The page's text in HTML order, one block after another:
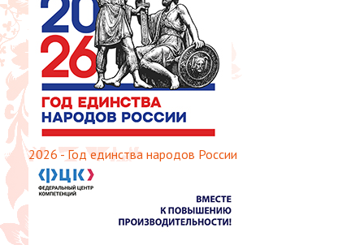
2026 - Год единства народов России